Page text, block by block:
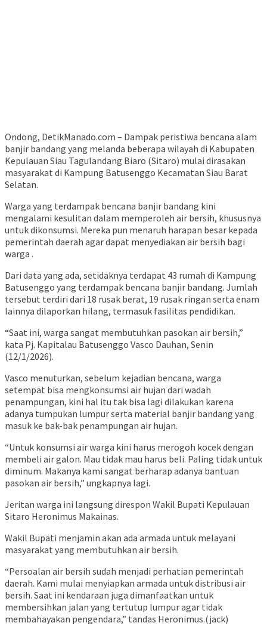
Ondong, DetikManado.com – Dampak peristiwa bencana alam
banjir bandang yang melanda beberapa wilayah di Kabupaten
Kepulauan Siau Tagulandang Biaro (Sitaro) mulai dirasakan
masyarakat di Kampung Batusenggo Kecamatan Siau Barat
Selatan.
Warga yang terdampak bencana banjir bandang kini
mengalami kesulitan dalam memperoleh air bersih, khususnya
untuk dikonsumsi. Mereka pun menaruh harapan besar kepada
pemerintah daerah agar dapat menyediakan air bersih bagi
warga .
Dari data yang ada, setidaknya terdapat 43 rumah di Kampung
Batusenggo yang terdampak bencana banjir bandang. Jumlah
tersebut terdiri dari 18 rusak berat, 19 rusak ringan serta enam
lainnya dilaporkan hilang, termasuk fasilitas pendidikan.
“Saat ini, warga sangat membutuhkan pasokan air bersih,”
kata Pj. Kapitalau Batusenggo Vasco Dauhan, Senin
(12/1/2026).
Vasco menuturkan, sebelum kejadian bencana, warga
setempat bisa mengkonsumsi air hujan dari wadah
penampungan, kini hal itu tak bisa lagi dilakukan karena
adanya tumpukan lumpur serta material banjir bandang yang
masuk ke bak-bak penampungan air hujan.
“Untuk konsumsi air warga kini harus merogoh kocek dengan
membeli air galon. Mau tidak mau harus beli. Paling tidak untuk
diminum. Makanya kami sangat berharap adanya bantuan
pasokan air bersih,” ungkapnya lagi.
Jeritan warga ini langsung direspon Wakil Bupati Kepulauan
Sitaro Heronimus Makainas.
Wakil Bupati menjamin akan ada armada untuk melayani
masyarakat yang membutuhkan air bersih.
“Persoalan air bersih sudah menjadi perhatian pemerintah
daerah. Kami mulai menyiapkan armada untuk distribusi air
bersih. Saat ini kendaraan juga dimanfaatkan untuk
membersihkan jalan yang tertutup lumpur agar tidak
membahayakan pengendara,” tandas Heronimus.(jack)